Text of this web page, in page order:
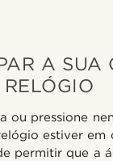
A SUA
RELÓGIO
ou pressione
estiver em
permitir que a